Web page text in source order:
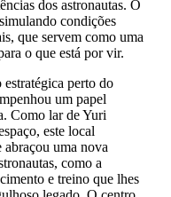
dos astronautas. O
condições
que servem como uma
o que está por vir.
perto do
um papel
Como lar de Yuri
este local
uma nova
como a
e treino que lhes